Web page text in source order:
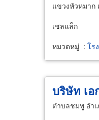
แขวงหัวหมาก
เชลแล็ก
หมวดหมู่ : โร
บริษัท เอ
ตำบลชมพู อำเ